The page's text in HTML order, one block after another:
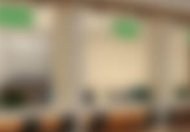
くしたい。
んを待たせてしまっている
を回避したい